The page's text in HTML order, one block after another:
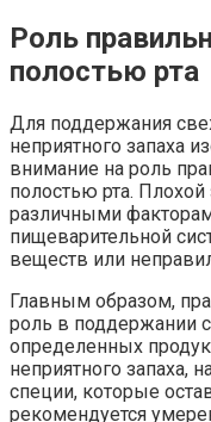
Роль
полостью рта
Для поддержания
неприятного запаха
внимание на роль
полостью рта.
различными
пищеварительной
веществ или
Главным образом,
роль в поддержании
определенных
неприятного запаха,
специи, которые
рекомендуется